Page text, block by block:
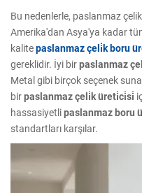
Bu nedenlerle, paslanmaz
Amerika'dan Asya'ya kadar
kalitepaslanmaz çeli̇k boru
gereklidir. İyi birpaslanmaz
Metal gibi birçok seçenek
birpaslanmaz çeli̇k üreti̇ci̇si̇
hassasiyetlipaslanmaz boru
standartları karşılar.